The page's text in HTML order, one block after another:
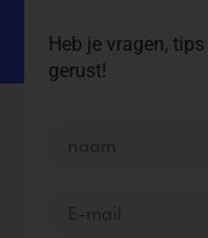
Heb je vragen,
gerust!